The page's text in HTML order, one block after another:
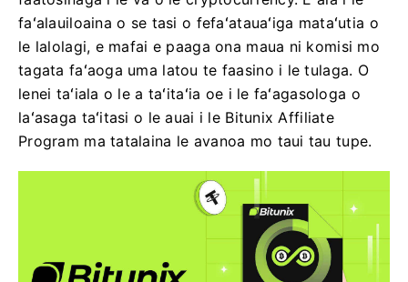
faʻalauiloaina o se tasi o fefaʻatauaʻiga mataʻutia o
le lalolagi, e mafai e paaga ona maua ni komisi mo
tagata faʻaoga uma latou te faasino i le tulaga. O
lenei taʻiala o le a taʻitaʻia oe i le faʻagasologa o
laʻasaga taʻitasi o le auai i le Bitunix Affiliate
Program ma tatalaina le avanoa mo taui tau tupe.